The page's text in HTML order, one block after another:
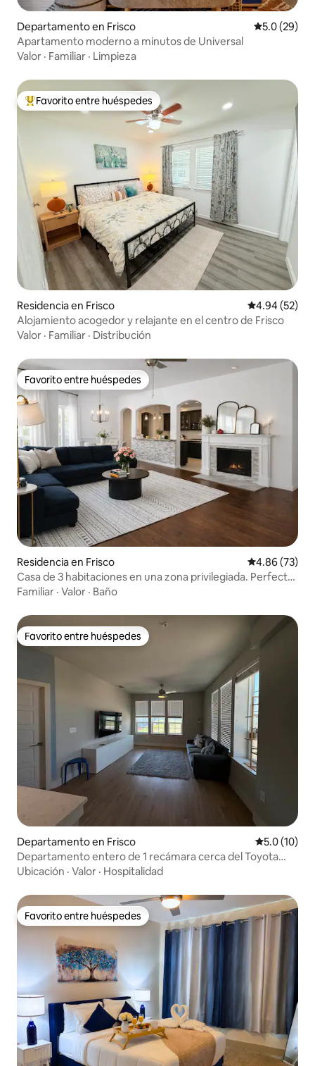
Departamento en Frisco Calificación
5.0 (29)
Apartamento moderno a minutos de Universal
Valor · Familiar · Limpieza
De los mejores en Favorito entre huéspedes
Favorito entre huéspedes
Residencia en Frisco Calificación
4.94 (52)
Alojamiento acogedor y relajante en el centro de Frisco
Valor · Familiar · Distribución
Favorito entre huéspedes
Favorito entre huéspedes
Residencia en Frisco Calificación
4.86 (73)
Casa de 3 habitaciones en una zona privilegiada. Perfecta
para familias.
Familiar · Valor · Baño
Favorito entre huéspedes
Favorito entre huéspedes
Departamento en Frisco Calificación
5.0 (10)
Departamento entero de 1 recámara cerca del Toyota
Stadium
Ubicación · Valor · Hospitalidad
Favorito entre huéspedes
Favorito entre huéspedes